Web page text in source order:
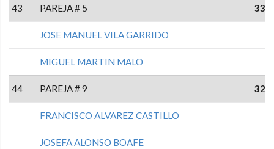
43 PAREJA # 5 33
JOSE MANUEL VILA GARRIDO
MIGUEL MARTIN MALO
44 PAREJA # 9 32
FRANCISCO ALVAREZ CASTILLO
JOSEFA ALONSO BOAFE